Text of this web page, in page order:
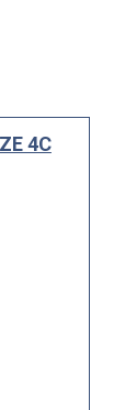
4C